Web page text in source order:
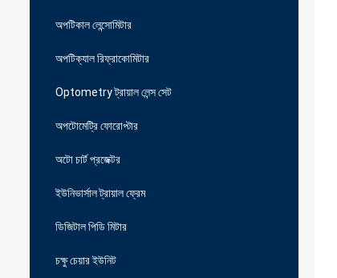
অপটিকাল লেন্সোমিটার
অপটিক্যাল রিফ্রাকোমিটার
Optometry ট্রায়াল লেন্স সেট
অপটোমেট্রি ফোরোপ্টার
অটো চার্ট প্রজেক্টর
ইউনিভার্সাল ট্রায়াল ফ্রেম
ডিজিটাল পিডি মিটার
চক্ষু চেয়ার ইউনিট